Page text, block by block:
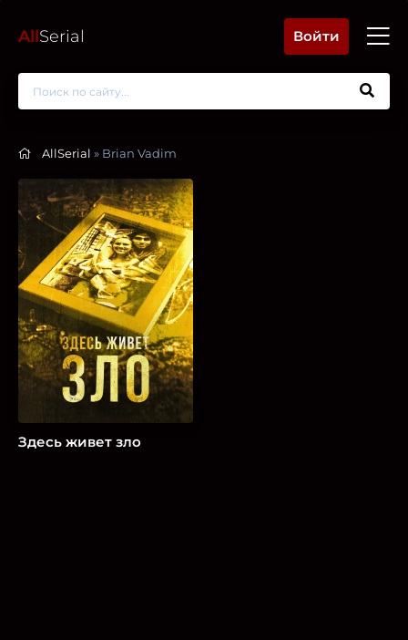
AllSerial Войти
AllSerial » Brian Vadim
Здесь живет зло